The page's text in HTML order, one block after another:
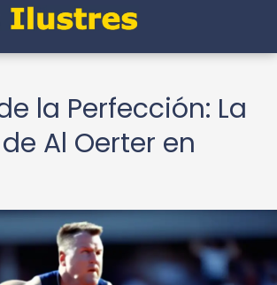
la Perfección: La
Al Oerter en